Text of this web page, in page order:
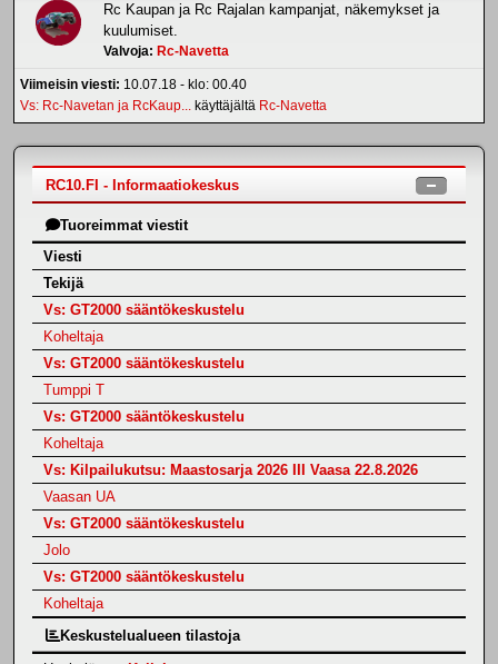
Rc Kaupan ja Rc Rajalan kampanjat, näkemykset ja
kuulumiset.
Valvoja: Rc-Navetta
Viimeisin viesti: 10.07.18 - klo: 00.40
Vs: Rc-Navetan ja RcKaup... käyttäjältä Rc-Navetta
RC10.FI - Informaatiokeskus
Tuoreimmat viestit
Viesti
Tekijä
Vs: GT2000 sääntökeskustelu
Koheltaja
Vs: GT2000 sääntökeskustelu
Tumppi T
Vs: GT2000 sääntökeskustelu
Koheltaja
Vs: Kilpailukutsu: Maastosarja 2026 III Vaasa 22.8.2026
Vaasan UA
Vs: GT2000 sääntökeskustelu
Jolo
Vs: GT2000 sääntökeskustelu
Koheltaja
Keskustelualueen tilastoja